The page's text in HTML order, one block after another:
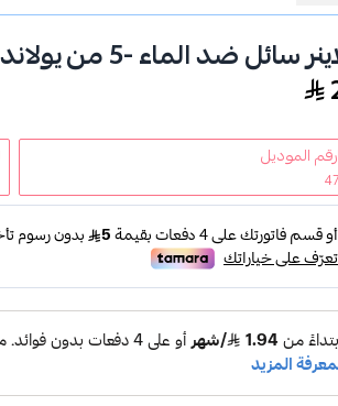
سائل ضد الماء -5 من يولاند بيوتي
رقم الموديل